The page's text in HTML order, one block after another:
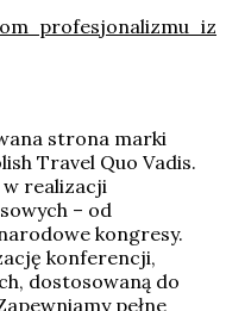
profesjonalizmu iz
strona marki
Travel Quo Vadis.
realizacji
– od
kongresy.
konferencji,
dostosowaną do
pełne